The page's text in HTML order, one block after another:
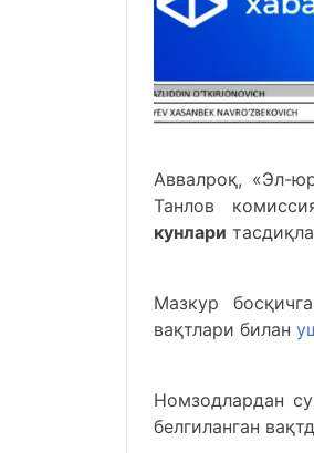
Аввалроқ, «Эл-
Танлов
кунлари
Мазкур
вақтлари билан
Номзодлардан
белгиланган